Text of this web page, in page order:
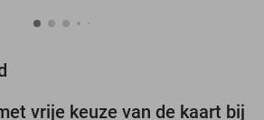
vrije keuze van de kaart bij